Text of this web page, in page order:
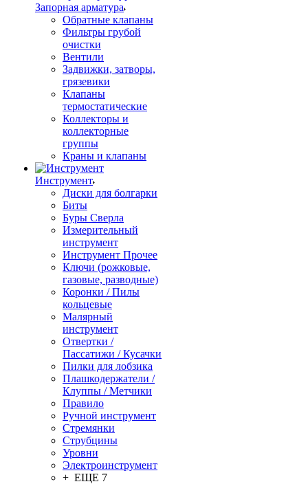
Запорная арматура
Обратные клапаны
Фильтры грубой
очистки
Вентили
Задвижки, затворы,
грязевики
Клапаны
термостатические
Коллекторы и
коллекторные
группы
Краны и клапаны
Инструмент
Диски для болгарки
Биты
Буры Сверла
Измерительный
инструмент
Инструмент Прочее
Ключи (рожковые,
газовые, разводные)
Коронки / Пилы
кольцевые
Малярный
инструмент
Отвертки /
Пассатижи / Кусачки
Пилки для лобзика
Плашкодержатели /
Клуппы / Метчики
Правило
Ручной инструмент
Стремянки
Струбцины
Уровни
Электроинструмент
+ ЕЩЕ 7